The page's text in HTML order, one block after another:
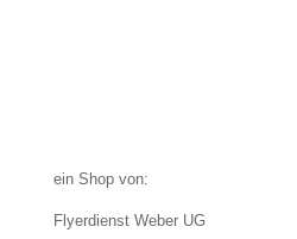
ein Shop von:
Flyerdienst Weber UG